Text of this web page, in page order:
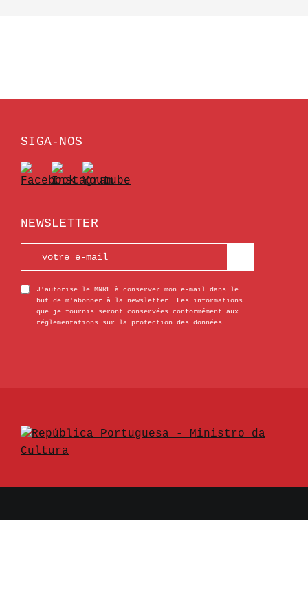
SIGA-NOS
NEWSLETTER
J'autorise le MNRL à conserver mon e-mail dans le
but de m'abonner à la newsletter. Les informations
que je fournis seront conservées conformément aux
réglementations sur la protection des données.